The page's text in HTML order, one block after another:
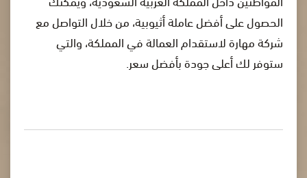
الحصول على أفضل عاملة أثيوبية، من خلال التواصل مع
شركة مهارة لاستقدام العمالة في المملكة، والتي
ستوفر لك أعلى جودة بأفضل سعر.